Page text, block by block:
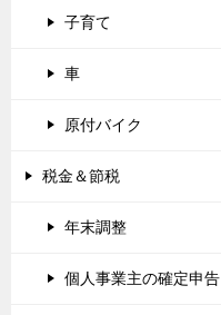
子育て
車
原付バイク
税金＆節税
年末調整
個人事業主の確定申告